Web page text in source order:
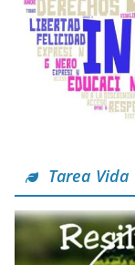
Tarea Vida